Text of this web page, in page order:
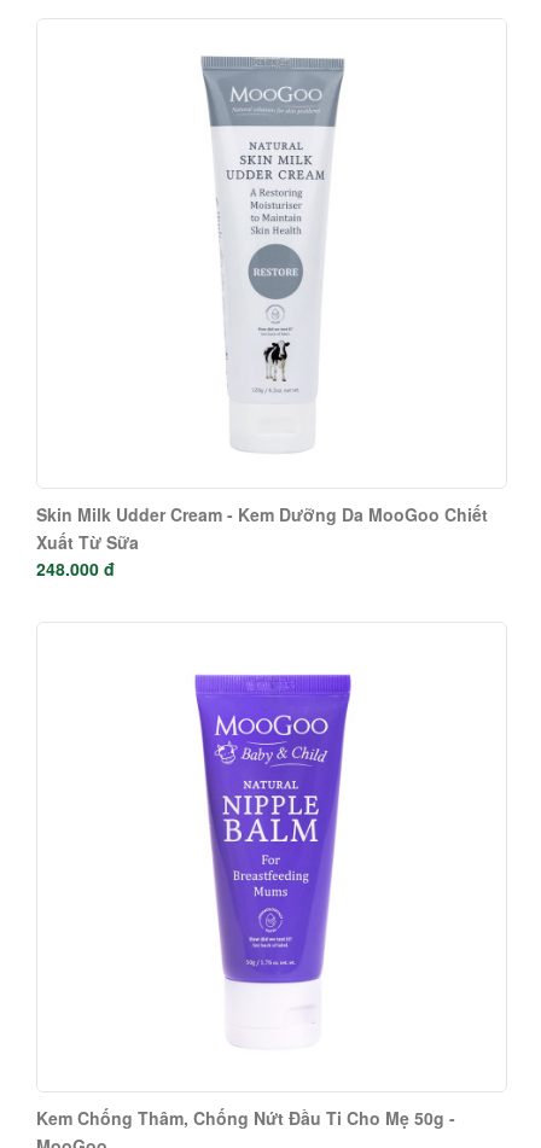
Skin Milk Udder Cream - Kem Dưỡng Da MooGoo Chiết
Xuất Từ Sữa
248.000 đ
Kem Chống Thâm, Chống Nứt Đầu Ti Cho Mẹ 50g -